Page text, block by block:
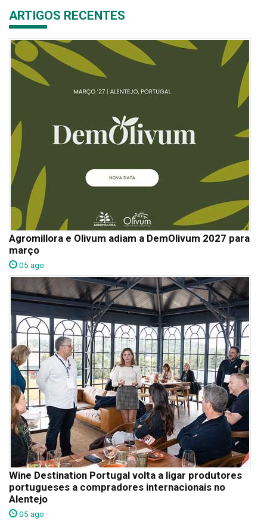
ARTIGOS RECENTES
Agromillora e Olivum adiam a DemOlivum 2027 para
março
05 ago
Wine Destination Portugal volta a ligar produtores
portugueses a compradores internacionais no
Alentejo
05 ago